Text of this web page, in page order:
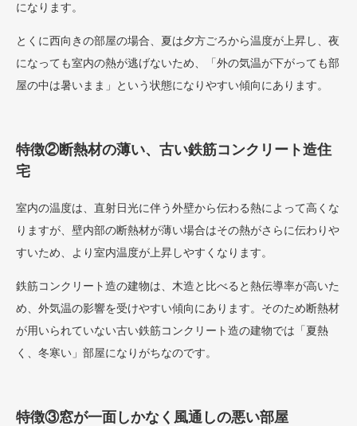
になります。
とくに西向きの部屋の場合、夏は夕方ごろから温度が上昇し、夜
になっても室内の熱が逃げないため、「外の気温が下がっても部
屋の中は暑いまま」という状態になりやすい傾向にあります。
特徴②断熱材の薄い、古い鉄筋コンクリート造住
宅
室内の温度は、直射日光に伴う外壁から伝わる熱によって高くな
りますが、壁内部の断熱材が薄い場合はその熱がさらに伝わりや
すいため、より室内温度が上昇しやすくなります。
鉄筋コンクリート造の建物は、木造と比べると熱伝導率が高いた
め、外気温の影響を受けやすい傾向にあります。そのため断熱材
が用いられていない古い鉄筋コンクリート造の建物では「夏熱
く、冬寒い」部屋になりがちなのです。
特徴③窓が一面しかなく風通しの悪い部屋